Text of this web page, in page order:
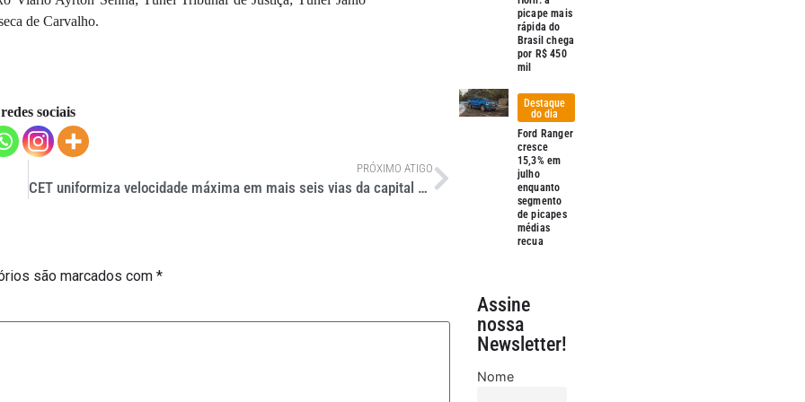
de Carvalho.
sociais
PRÓXIMO ATIGO
CET uniformiza velocidade máxima em mais seis vias da capital paulista nesta segunda
são marcados com *
picape mais
rápida do
Brasil chega
por R$ 450
mil
Destaque
do dia
Ford Ranger
cresce
15,3% em
julho
enquanto
segmento
de picapes
médias
recua
Assine
nossa
Newsletter!
Nome